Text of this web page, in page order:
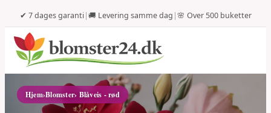
✔ 7 dages garanti|🚚 Levering samme dag |🌸 Over 500 buketter
Hjem›Blomster› Blåveis - rød